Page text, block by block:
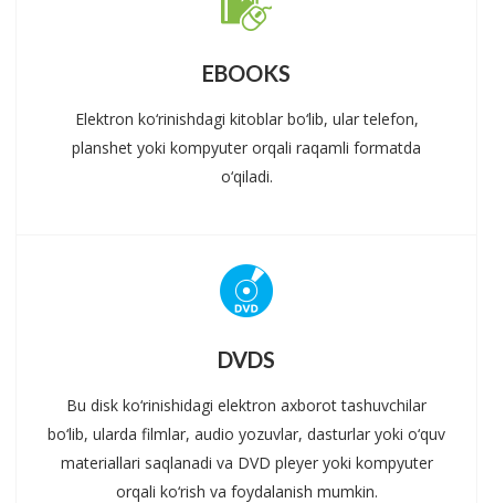
EBOOKS
Elektron ko‘rinishdagi kitoblar bo‘lib, ular telefon,
planshet yoki kompyuter orqali raqamli formatda
o‘qiladi.
DVDS
Bu disk ko‘rinishidagi elektron axborot tashuvchilar
bo‘lib, ularda filmlar, audio yozuvlar, dasturlar yoki o‘quv
materiallari saqlanadi va DVD pleyer yoki kompyuter
orqali ko‘rish va foydalanish mumkin.